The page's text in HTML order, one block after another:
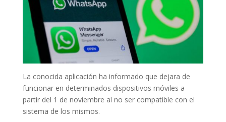
La conocida aplicación ha informado que dejara de
funcionar en determinados dispositivos móviles a
partir del 1 de noviembre al no ser compatible con el
sistema de los mismos.